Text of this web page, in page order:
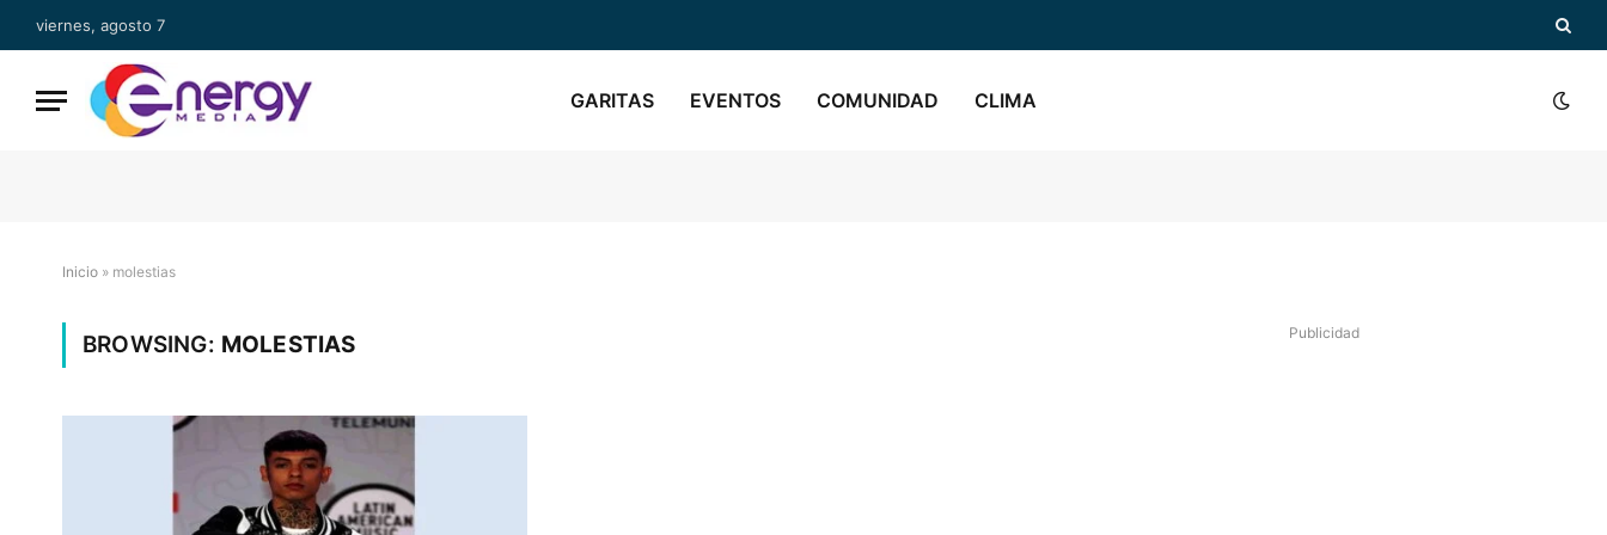
viernes, agosto 7
GARITAS EVENTOS COMUNIDAD CLIMA
Inicio » molestias
BROWSING: MOLESTIAS Publicidad